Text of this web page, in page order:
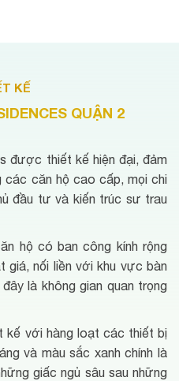
KẾ
QUẬN 2
được thiết kế hiện đại, đảm
căn hộ cao cấp, mọi chi
đầu tư và kiến trúc sư trau
hộ có ban công kính rộng
giá, nối liền với khu vực bàn
là không gian quan trọng
kế với hàng loạt các thiết bị
và màu sắc xanh chính là
giấc ngủ sâu sau những